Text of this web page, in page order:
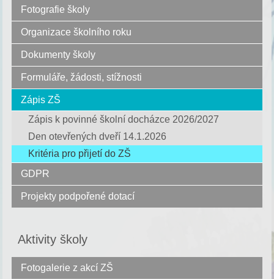
Fotografie školy
Organizace školního roku
Dokumenty školy
Formuláře, žádosti, stížnosti
Zápis ZŠ
Zápis k povinné školní docházce 2026/2027
Den otevřených dveří 14.1.2026
Kritéria pro přijetí do ZŠ
GDPR
Projekty podpořené dotací
Aktivity školy
Fotogalerie z akcí ZŠ